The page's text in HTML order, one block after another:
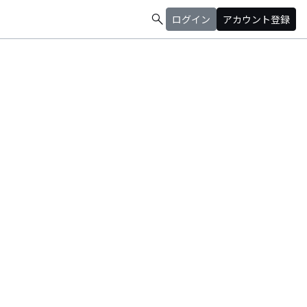
search ログイン アカウント登録